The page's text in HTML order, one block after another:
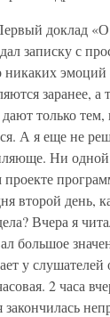
доклад
записку с
никаких
заранее,
только
А я еще не
Ни
второй день,
Вчера я
большое
у
2 часа